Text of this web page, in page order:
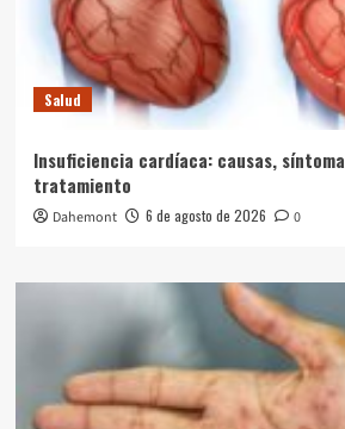
Salud
Insuficiencia cardíaca: causas,
tratamiento
Dahemont 6 de agosto de 2026 0